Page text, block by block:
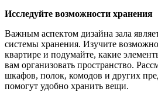
Исследуйте возможности хранения
Важным аспектом дизайна зала
системы хранения. Изучите
квартире и подумайте, какие
вам организовать пространство.
шкафов, полок, комодов и других
помогут удобно хранить вещи.